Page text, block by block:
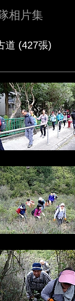
相片集
道 (427張)